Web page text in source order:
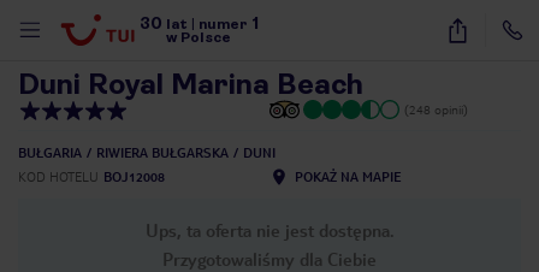
30 lat numer 1
w Polsce
17
Duni Royal Marina Beach
(248 opinii)
BUŁGARIA RIWIERA BUŁGARSKA
DUNI
KOD HOTELU BOJ12008 POKAŻ NA MAPIE
Ups, ta oferta nie jest dostępna.
Przygotowaliśmy dla Ciebie